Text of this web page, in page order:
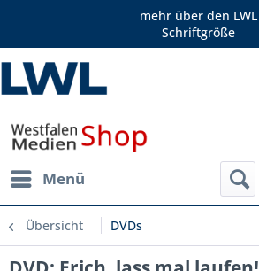
mehr über den LWL
Schriftgröße
Menü
Übersicht DVDs